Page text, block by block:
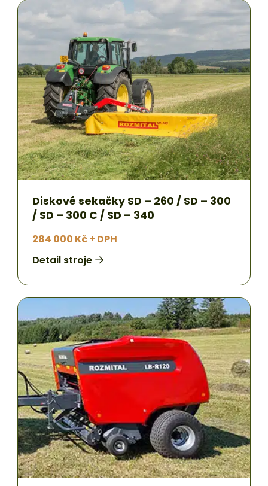
Diskové sekačky SD – 260 / SD – 300
/ SD – 300 C / SD – 340
284 000 Kč + DPH
Detail stroje